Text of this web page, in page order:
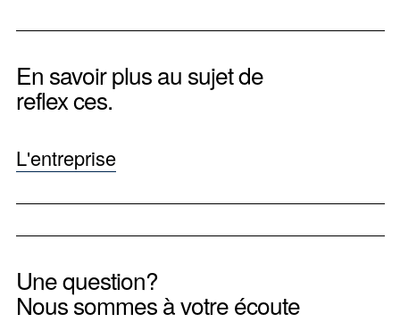
En savoir plus au sujet de
reflex ces.
L'entreprise
Une question?
Nous sommes à votre écoute